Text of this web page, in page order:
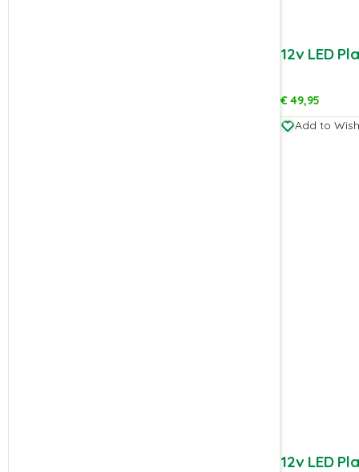
12v LED
€49,95
Add to
12v LED